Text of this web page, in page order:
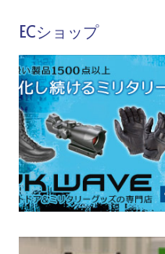
ECショップ